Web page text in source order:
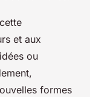
et aux
ou
formes